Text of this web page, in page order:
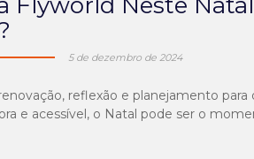
5 de dezembro de 2024
reflexão e planejamento para
e acessível, o Natal pode ser o